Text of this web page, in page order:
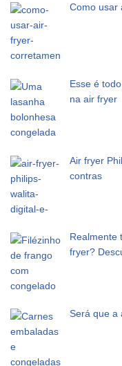
Como usar
Esse é
na air fryer
Air fryer
contras
Realmente
fryer?
Será que a